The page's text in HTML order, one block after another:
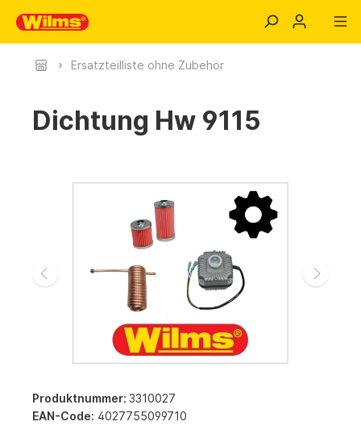
Ersatzteilliste ohne Zubehör
Dichtung Hw 9115
Produktnummer: 3310027
EAN-Code: 4027755099710